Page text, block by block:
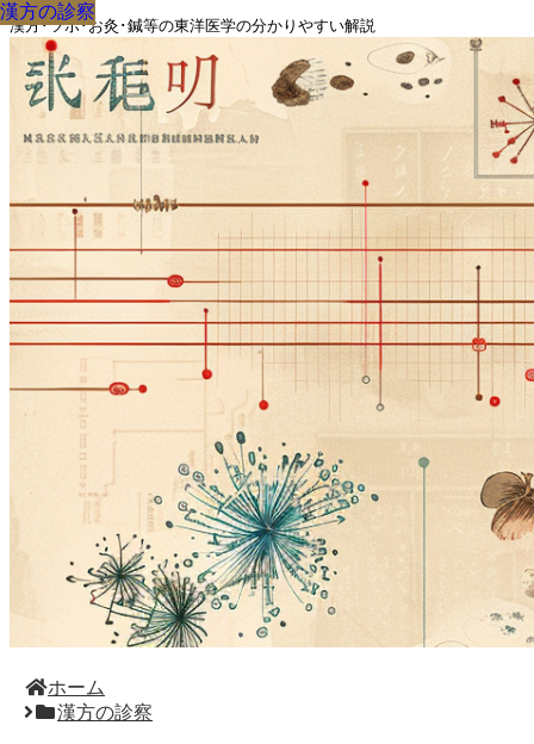
漢方･ツボ･お灸･鍼等の東洋医学の分かりやすい解説
ホーム
漢方の診察
漢方の診察
漢方の診察
漢方の診察
漢方の診察
漢方の診察
漢方の診察
漢方の診察
漢方の診察
漢方の診察